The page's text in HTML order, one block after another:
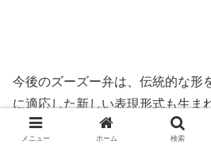
今後のズーズー弁は、伝統的な形
に適応した新しい表現形式も生ま
す。
メニュー ホーム 検索